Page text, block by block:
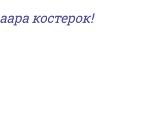
костерок!